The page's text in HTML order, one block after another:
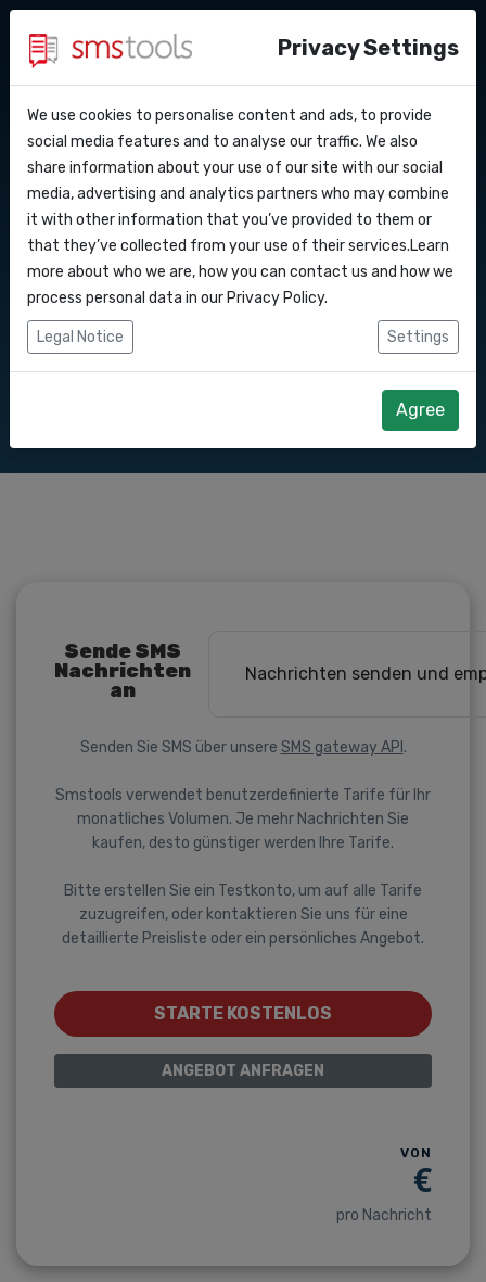
API Docs
Webhooks
Integrationen
Zapier
Warum smstools?
Blog
Service level agreement
Kontakt
Angebot anfordern
SMS Gateway API nach
Senden Sie SMS-Nachrichten über unsere
SMS Gateway API.
Direkt loslegen Angebot anfordern
Sende SMS
Nachrichten
an
Nachrichten senden und
Senden Sie SMS über unsere SMS gateway API .
Smstools verwendet benutzerdefinierte Tarife für Ihr
monatliches Volumen. Je mehr Nachrichten Sie
kaufen, desto günstiger werden Ihre Tarife.
Bitte erstellen Sie ein Testkonto, um auf alle Tarife
zuzugreifen, oder kontaktieren Sie uns für eine
detaillierte Preisliste oder ein persönliches Angebot.
STARTE KOSTENLOS
ANGEBOT ANFRAGEN
VON
€
pro Nachricht
Privacy Settings
We use cookies to personalise content and ads, to provide
social media features and to analyse our traffic. We also
share information about your use of our site with our social
media, advertising and analytics partners who may combine
it with other information that you’ve provided to them or
that they’ve collected from your use of their services.Learn
more about who we are, how you can contact us and how we
process personal data in our Privacy Policy.
Legal Notice Settings
Agree